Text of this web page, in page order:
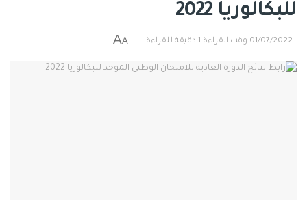
للبكالوريا 2022
01/07/2022 وقت القراءة:1 دقيقة للقراءة A
A